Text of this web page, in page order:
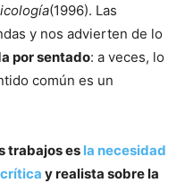
(1996). Las
y nos advierten de lo
por sentado: a veces, lo
común es un
trabajos es la necesidad
y realista sobre la